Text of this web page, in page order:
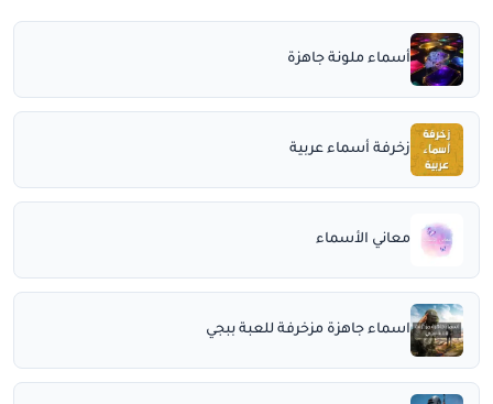
أسماء ملونة جاهزة
زخرفة أسماء عربية
معاني الأسماء
اسماء جاهزة مزخرفة للعبة ببجي